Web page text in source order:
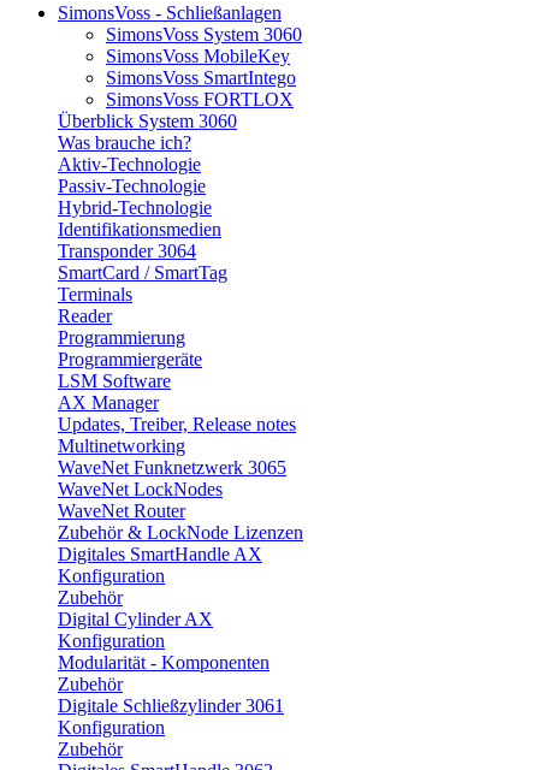
SimonsVoss - Schließanlagen
SimonsVoss System 3060
SimonsVoss MobileKey
SimonsVoss SmartIntego
SimonsVoss FORTLOX
Überblick System 3060
Was brauche ich?
Aktiv-Technologie
Passiv-Technologie
Hybrid-Technologie
Identifikationsmedien
Transponder 3064
SmartCard / SmartTag
Terminals
Reader
Programmierung
Programmiergeräte
LSM Software
AX Manager
Updates, Treiber, Release notes
Multinetworking
WaveNet Funknetzwerk 3065
WaveNet LockNodes
WaveNet Router
Zubehör & LockNode Lizenzen
Digitales SmartHandle AX
Konfiguration
Zubehör
Digital Cylinder AX
Konfiguration
Modularität - Komponenten
Zubehör
Digitale Schließzylinder 3061
Konfiguration
Zubehör